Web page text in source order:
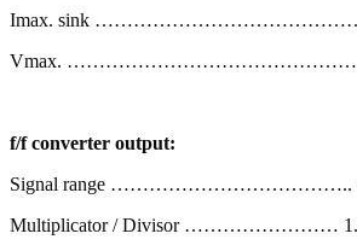
Imax. sink …………………………………….
Vmax. ………………………………………….
f/f converter output:
Signal range ………………………………..
Multiplicator / Divisor ……………………